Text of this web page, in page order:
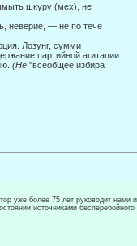
шкуру (мех), не
неверие, — не по тече­
Лозунг, сумми­
партийной агитации
(Не "всеобщее избира­
уже более 75 лет руководит нами
источниками